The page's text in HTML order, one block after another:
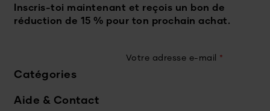
Inscris-toi maintenant et reçois un bon de
réduction de 15 % pour ton prochain achat.
Votre adresse e-mail *
Catégories
Aide & Contact